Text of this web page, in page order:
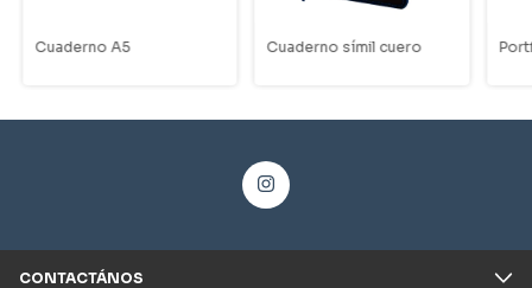
Cuaderno A5 Cuaderno símil cuero
CONTACTÁNOS